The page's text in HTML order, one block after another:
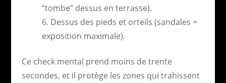
“tombe” dessus en terrasse).
Dessus des pieds et orteils (sandales =
exposition maximale).
Ce check mental prend moins de trente
secondes, et il protège les zones qui trahissent